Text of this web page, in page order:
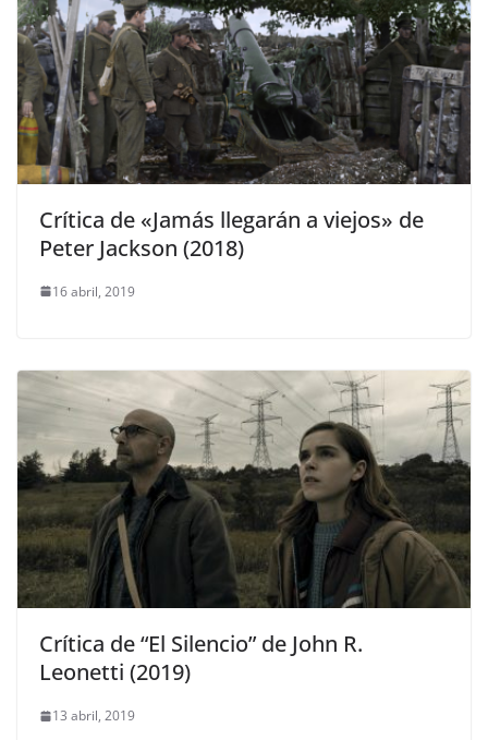
Crítica de «Jamás llegarán a viejos» de
Peter Jackson (2018)
16 abril, 2019
Crítica de “El Silencio” de John R.
Leonetti (2019)
13 abril, 2019